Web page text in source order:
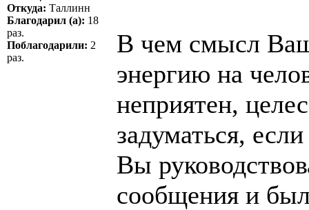
Откуда: Таллинн
Благодарил (а): 18
раз.
Поблагодарили: 2
раз.
В чем смысл
энергию на
неприятен,
задуматься,
Вы
сообщения и